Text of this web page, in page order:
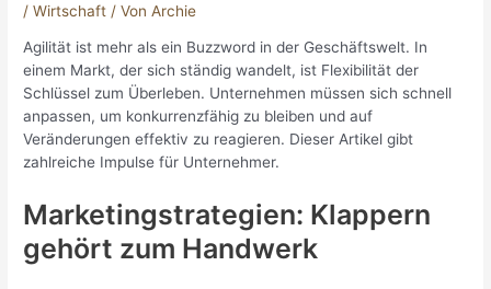
/Wirtschaft / VonArchie
Agilität ist mehr als ein Buzzword in der Geschäftswelt. In
einem Markt, der sich ständig wandelt, ist Flexibilität der
Schlüssel zum Überleben. Unternehmen müssen sich schnell
anpassen, um konkurrenzfähig zu bleiben und auf
Veränderungen effektiv zu reagieren. Dieser Artikel gibt
zahlreiche Impulse für Unternehmer.
Marketingstrategien: Klappern
gehört zum Handwerk